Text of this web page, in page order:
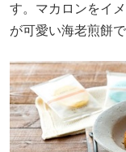
す。マカロンをイ
が可愛い海老煎餅で